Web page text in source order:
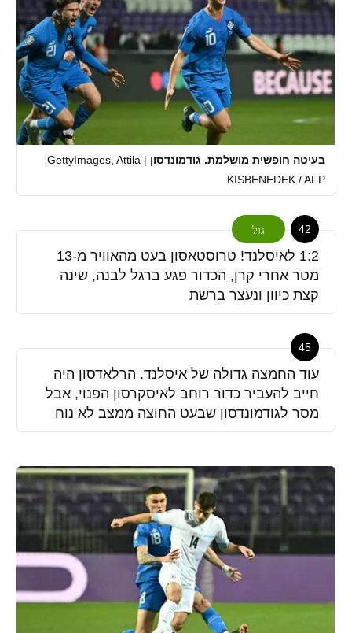
בעיטה חופשית מושלמת. גודמונדסון |
GettyImages, Attila
KISBENEDEK / AFP
42 גול
1:2 לאיסלנד! טרוסטאסון בעט מהאוויר מ-13
מטר אחרי קרן, הכדור פגע ברגל לבנה, שינה
קצת כיוון ונעצר ברשת
45
עוד החמצה גדולה של איסלנד. הרלאדסון היה
חייב להעביר כדור רוחב לאיסקרסון הפנוי, אבל
מסר לגודמונדסון שבעט החוצה ממצב לא נוח